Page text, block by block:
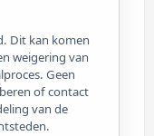
Dit kan komen
weigering van
Geen
of contact
van de